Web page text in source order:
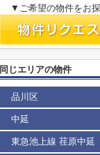
▼ご希望の物件をお
同じエリアの物件
品川区
中延
東急池上線 荏原中延